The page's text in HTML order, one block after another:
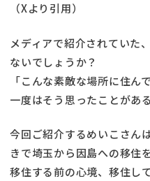
（Xより引用）
メディアで紹介されていた
ないでしょうか？
「こんな素敵な場所に住
一度はそう思ったことがあ
今回ご紹介するめいこさん
きで埼玉から因島への移住
移住する前の心境、移住し